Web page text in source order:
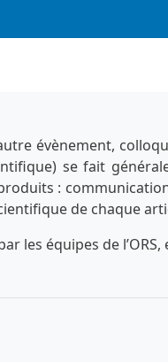
évènement,
se fait
:
de chaque
les équipes de